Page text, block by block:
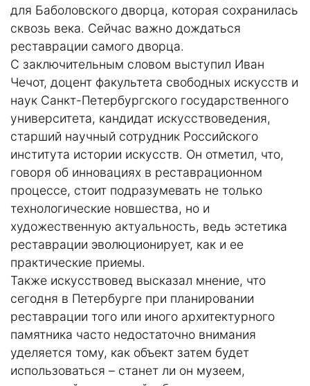
для Баболовского дворца, которая сохранилась
сквозь века. Сейчас важно дождаться
реставрации самого дворца.
С заключительным словом выступил Иван
Чечот, доцент факультета свободных искусств и
наук Санкт-Петербургского государственного
университета, кандидат искусствоведения,
старший научный сотрудник Российского
института истории искусств. Он отметил, что,
говоря об инновациях в реставрационном
процессе, стоит подразумевать не только
технологические новшества, но и
художественную актуальность, ведь эстетика
реставрации эволюционирует, как и ее
практические приемы.
Также искусствовед высказал мнение, что
сегодня в Петербурге при планировании
реставрации того или иного архитектурного
памятника часто недостаточно внимания
уделяется тому, как объект затем будет
использоваться – станет ли он музеем,